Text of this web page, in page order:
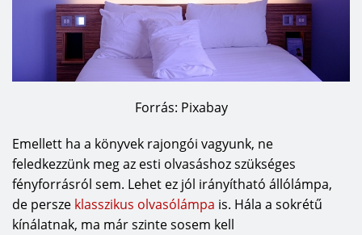
Forrás: Pixabay
Emellett ha a könyvek rajongói vagyunk, ne
feledkezzünk meg az esti olvasáshoz szükséges
fényforrásról sem. Lehet ez jól irányítható állólámpa,
de persze klasszikus olvasólámpa is. Hála a sokrétű
kínálatnak, ma már szinte sosem kell